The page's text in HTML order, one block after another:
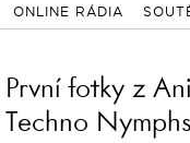
ONLINE RÁDIA
První fotky z
Techno Nymphs